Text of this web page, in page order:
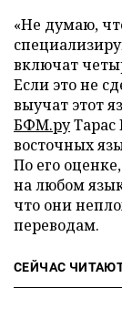
«Не думаю,
включат
Если это не
выучат этот
БФМ.руТарас
восточных
По его
на любом
что они
переводам.
СЕЙЧАС